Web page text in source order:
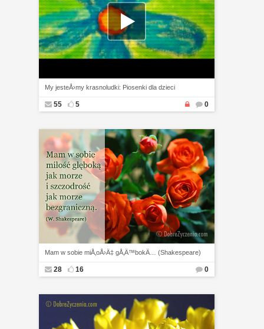
My jesteÅ›my krasnoludki: Piosenki dla dzieci
55 5 0
Mam w sobie miÅ‚oÅ›Ä‡ gÅ‚Ä™bokÄ… (Shakespeare)
28 16 0